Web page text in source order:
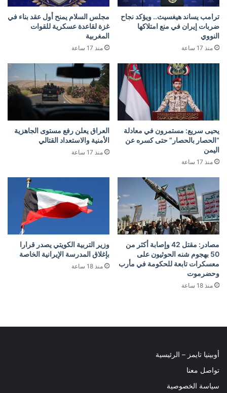
ترامب يساند هيغسيث.. ويؤكد نجاح
ضربات إيران في منع امتلاكها
النووي
منذ 17 ساعة
مجلس السلام يمنح أول عقد بناء في
غزة لقاعدة عسكرية للقوات
المغربية
منذ 17 ساعة
يحيى سريع: مستمرون في معادلة
“الحصار بالحصار” حتى كسره عن
اليمن
منذ 17 ساعة
العراق يعلن رفع مستوى الجاهزية
الأمنية والاستعداد القتالي
منذ 17 ساعة
مصادر: مقتل 42 وإصابة أكثر من
50 بهجوم شنه الحوثيون على
معسكرات تابعة للحكومة في مأرب
وحضرموت
منذ 18 ساعة
وزير التربية الكويتي يصدر قرارا
بإغلاق المدرسة الإيرانية الخاصة
منذ 18 ساعة
أوبينيا تايمز – الرئيسية
تواصل معنا
سياسة الخصوصية